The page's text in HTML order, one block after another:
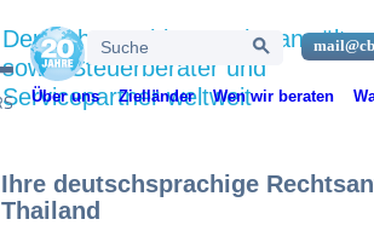
Search
for:
Search Button
Über uns Zielländer Wen wir beraten
Deutschsprachige Rechtsanwälte
sowie Steuerberater und
Servicepartner weltweit
Ihre deutschsprachige
Thailand